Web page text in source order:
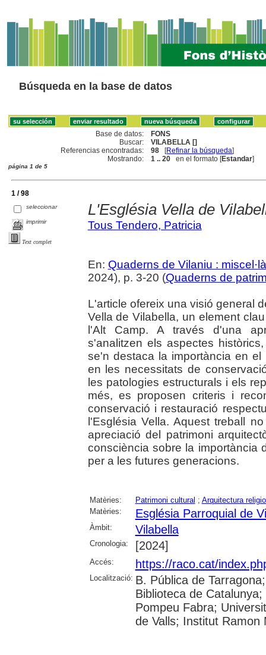
Búsqueda en la base de datos
Base de datos:
FONS
Buscar:
VILABELLA []
Referencias encontradas:
98 [Refinar la búsqueda]
Mostrando:
1 .. 20 en el formato [Estandar]
página 1 de 5
1 / 98
seleccionar
imprimir
Text complet
L'Església Vella de
Tous Tendero, Patricia
En: Quaderns de Vilaniu :
2024), p. 3-20 (Quaderns de
L'article ofereix una visió general
Vella de Vilabella, un element
l'Alt Camp. A través d'una
s'analitzen els aspectes
se'n destaca la importància en
en les necessitats de
les patologies estructurals i els
més, es proposen criteris i
conservació i restauració
l'Església Vella. Aquest treball
apreciació del patrimoni
consciència sobre la importància
per a les futures generacions.
Matèries: Patrimoni cultural ; Arquitectura
Matèries:
Església Parroquial de
Àmbit: Vilabella
Cronologia: [2024]
Accés: https://raco.cat/
Localització: B. Pública de
Biblioteca de
Pompeu Fabra;
de Valls; Institut Ramon